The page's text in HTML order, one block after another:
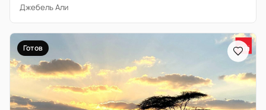
Джебель Али
Готов